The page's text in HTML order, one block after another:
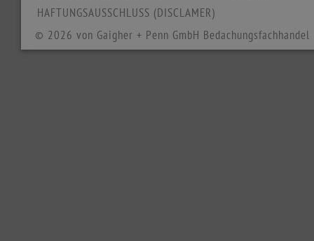
HAFTUNGSAUSSCHLUSS (DISCLAMER)
© 2026 von Gaigher + Penn GmbH Bedachungsfachhandel